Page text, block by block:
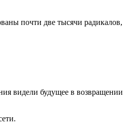
почти две тысячи радикалов,
видели будущее в возвращении